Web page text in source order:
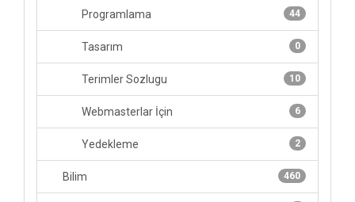
44
Programlama
0
Tasarım
10
Terimler Sozlugu
6
Webmasterlar İçin
2
Yedekleme
460
Bilim